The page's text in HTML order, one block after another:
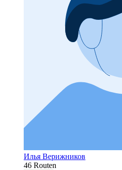
Илья Верижников
46 Routen